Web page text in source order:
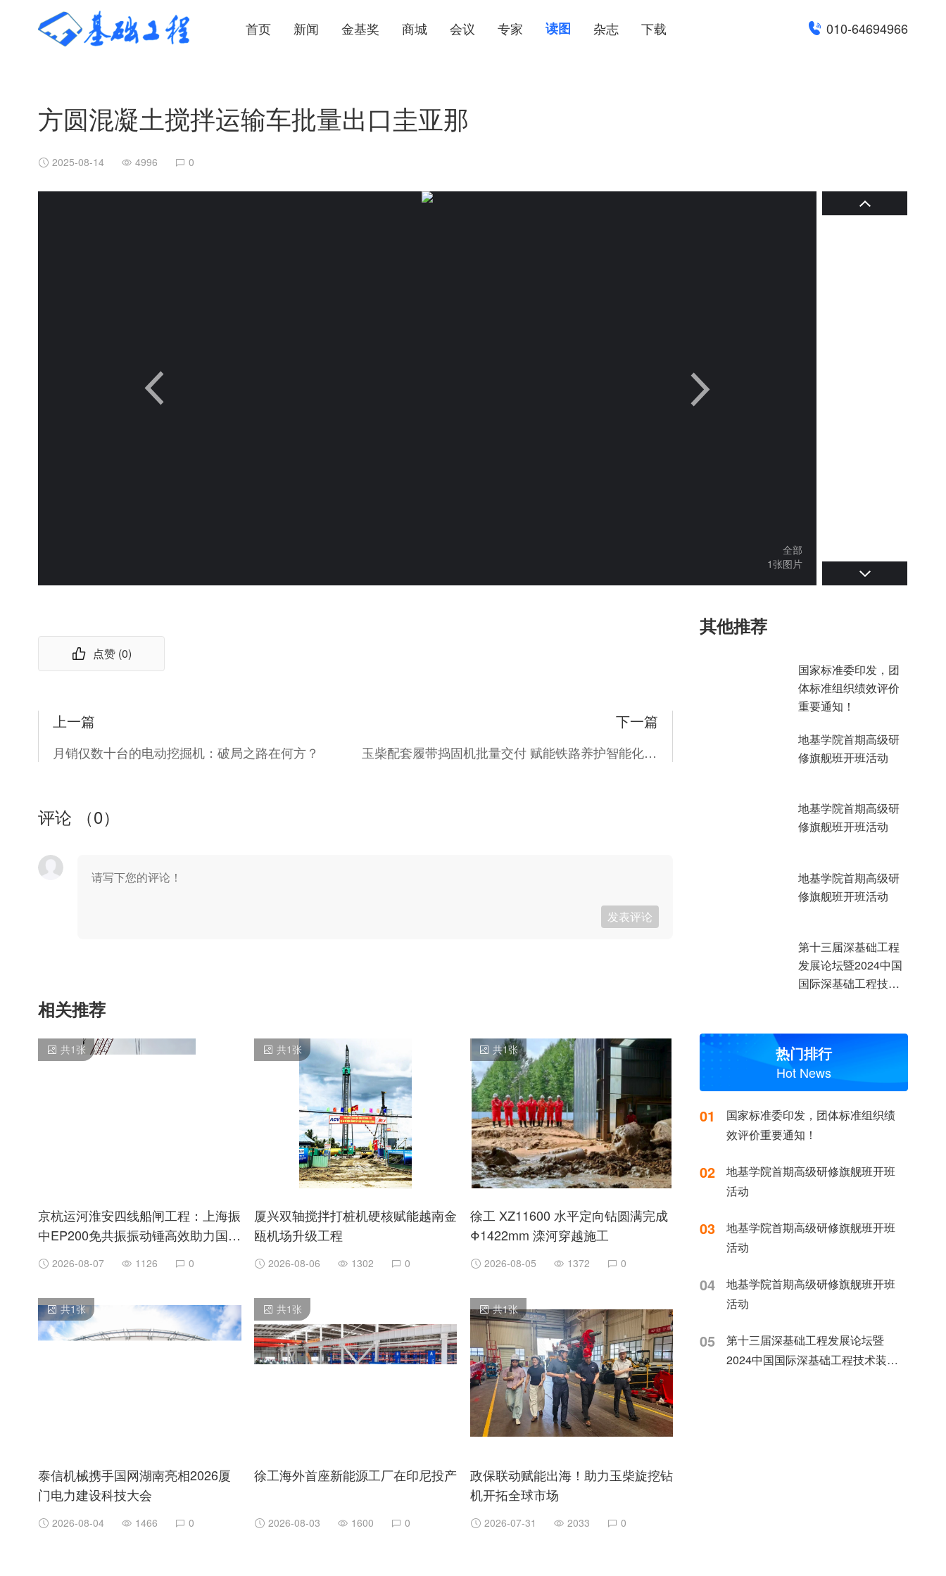
首页 新闻 金基奖 商城 会议 专家 读图 杂志 下载 010-64694966
方圆混凝土搅拌运输车批量出口圭亚那
2025-08-14 4996 0
全部
1张图片
点赞 (0)
上一篇
月销仅数十台的电动挖掘机：破局之路在何方？
下一篇
玉柴配套履带捣固机批量交付 赋能铁路养护智能化转型
评论 （0）
发表评论
相关推荐
共1 张
京杭运河淮安四线船闸工程：上海振
中EP200免共振振动锤高效助力国家
水运重点项目建设
2026-08-07 1126 0
共1 张
厦兴双轴搅拌打桩机硬核赋能越南金
瓯机场升级工程
2026-08-06 1302 0
共1张
徐工 XZ11600 水平定向钻圆满完成
Φ1422mm 滦河穿越施工
2026-08-05 1372 0
共1张
泰信机械携手国网湖南亮相2026厦
门电力建设科技大会
2026-08-04 1466 0
共1 张
徐工海外首座新能源工厂在印尼投产
2026-08-03 1600 0
共1张
政保联动赋能出海！助力玉柴旋挖钻
机开拓全球市场
2026-07-31 2033 0
其他推荐
国家标准委印发，团
体标准组织绩效评价
重要通知！
地基学院首期高级研
修旗舰班开班活动
地基学院首期高级研
修旗舰班开班活动
地基学院首期高级研
修旗舰班开班活动
第十三届深基础工程
发展论坛暨2024中国
国际深基础工程技术
热门排行
Hot News
01
国家标准委印发，团体标准组织绩
效评价重要通知！
02
地基学院首期高级研修旗舰班开班
活动
03
地基学院首期高级研修旗舰班开班
活动
04
地基学院首期高级研修旗舰班开班
活动
05
第十三届深基础工程发展论坛暨
2024中国国际深基础工程技术装备